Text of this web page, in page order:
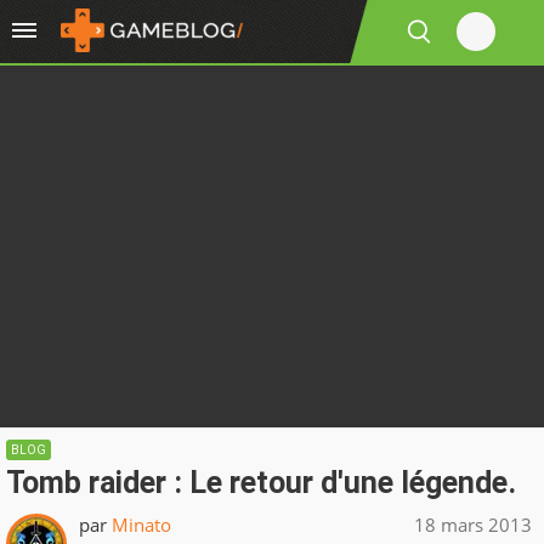
BLOG
Tomb raider : Le retour d'une légende.
par Minato 18 mars 2013